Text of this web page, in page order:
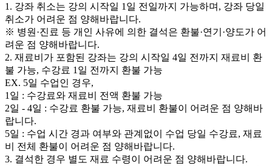
1. 강좌 취소는 강의 시작일 1일 전일까지 가능하며, 강좌 당일
취소가 어려운 점 양해바랍니다.
※ 병원·진료 등 개인 사유에 의한 결석은 환불·연기·양도가 어
려운 점 양해바랍니다.
2. 재료비가 포함된 강좌는 강의 시작일 4일 전까지 재료비 환
불 가능, 수강료 1일 전까지 환불 가능
EX. 5일 수업인 경우,
1일 : 수강료와 재료비 전액 환불 가능
2일 - 4일 : 수강료 환불 가능, 재료비 환불이 어려운 점 양해바
랍니다.
5일 : 수업 시간 경과 여부와 관계없이 수업 당일 수강료, 재료
비 전체 환불이 어려운 점 양해바랍니다.
3. 결석한 경우 별도 재료 수령이 어려운 점 양해바랍니다.